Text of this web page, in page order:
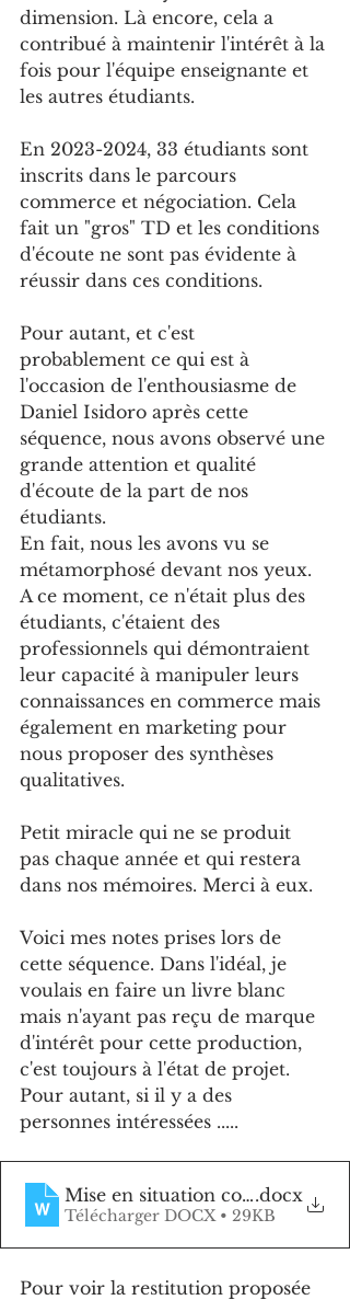
dimension. Là encore, cela a
contribué à maintenir l'intérêt à la
fois pour l'équipe enseignante et
les autres étudiants.
En 2023-2024, 33 étudiants sont
inscrits dans le parcours
commerce et négociation. Cela
fait un "gros" TD et les conditions
d'écoute ne sont pas évidente à
réussir dans ces conditions.
Pour autant, et c'est
probablement ce qui est à
l'occasion de l'enthousiasme de
Daniel Isidoro après cette
séquence, nous avons observé une
grande attention et qualité
d'écoute de la part de nos
étudiants.
En fait, nous les avons vu se
métamorphosé devant nos yeux.
A ce moment, ce n'était plus des
étudiants, c'étaient des
professionnels qui démontraient
leur capacité à manipuler leurs
connaissances en commerce mais
également en marketing pour
nous proposer des synthèses
qualitatives.
Petit miracle qui ne se produit
pas chaque année et qui restera
dans nos mémoires. Merci à eux.
Voici mes notes prises lors de
cette séquence. Dans l'idéal, je
voulais en faire un livre blanc
mais n'ayant pas reçu de marque
d'intérêt pour cette production,
c'est toujours à l'état de projet.
Pour autant, si il y a des
personnes intéressées .....
Mise en situation commerciale
.docx
Télécharger DOCX • 29KB
Pour voir la restitution proposée